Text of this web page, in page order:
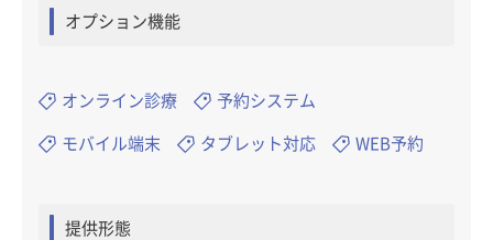
オプション機能
オンライン診療 予約システム
モバイル端末 タブレット対応 WEB予約
提供形態